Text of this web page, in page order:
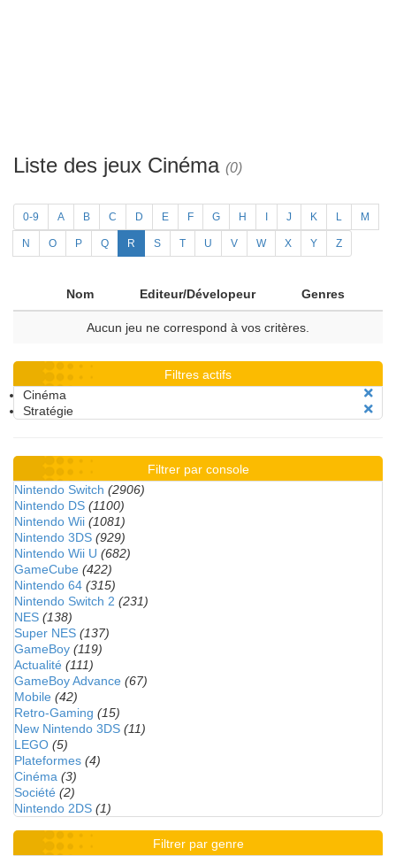
Liste des jeux Cinéma (0)
0-9 A B C D E F G H J K L M
N O P Q R S T U V W X Y Z
Nom Editeur/Dévelopeur Genres
Aucun jeu ne correspond à vos critères.
Filtres actifs
Cinéma
Stratégie
Filtrer par console
Nintendo Switch (2906)
Nintendo DS (1100)
Nintendo Wii (1081)
Nintendo 3DS (929)
Nintendo Wii U (682)
GameCube (422)
Nintendo 64 (315)
Nintendo Switch 2 (231)
NES (138)
Super NES (137)
GameBoy (119)
Actualité (111)
GameBoy Advance (67)
Mobile (42)
Retro-Gaming (15)
New Nintendo 3DS (11)
LEGO (5)
Plateformes (4)
Cinéma (3)
Société (2)
Nintendo 2DS (1)
Filtrer par genre